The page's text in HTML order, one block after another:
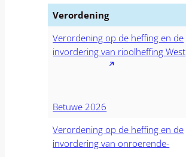
Verordening
Verordening op de heffing en de
invordering van rioolheffing West
Betuwe 2026
Verordening op de heffing en de
invordering van onroerende-